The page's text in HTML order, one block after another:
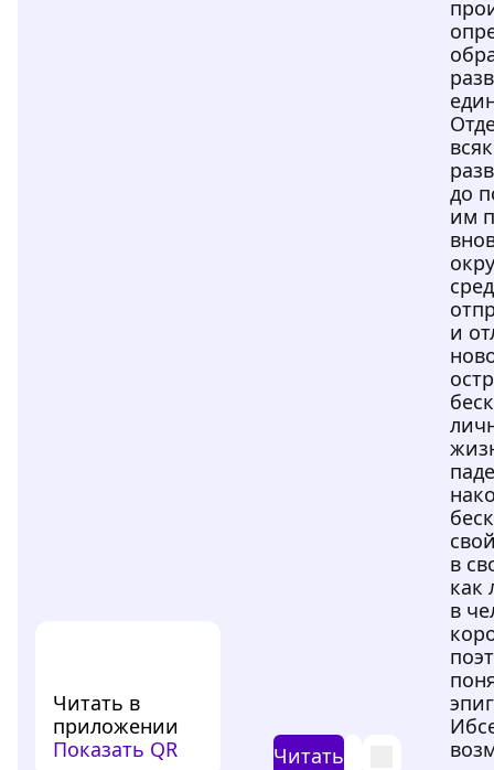
Читать в
приложении
Показать QR
Читать
до
им
и
в
как
в